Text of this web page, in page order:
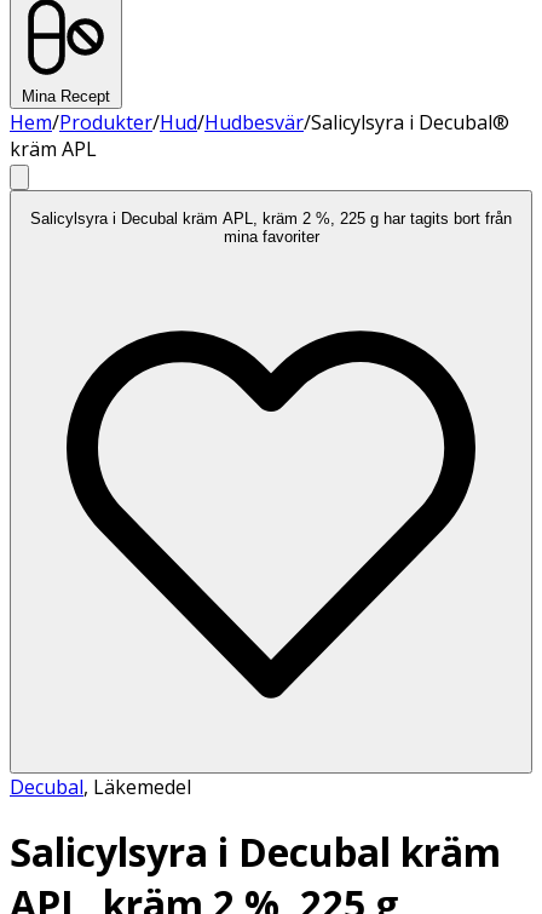
Mina Recept
Hem/Produkter/Hud/Hudbesvär/Salicylsyra i Decubal®
kräm APL
Salicylsyra i Decubal kräm APL, kräm 2 %, 225 g har tagits bort från
mina favoriter
Decubal, Läkemedel
Salicylsyra i Decubal kräm